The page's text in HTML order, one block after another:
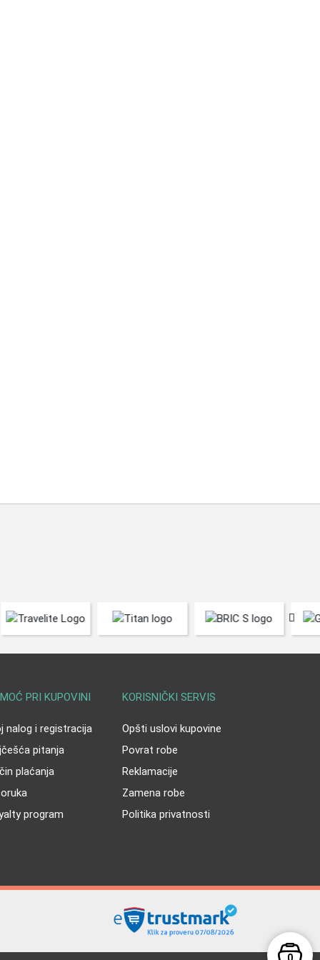
PRI KUPOVINI
nalog i registracija
pitanja
plaćanja
program
KORISNIČKI SERVIS
Opšti uslovi kupovine
Povrat robe
Reklamacije
Zamena robe
Politika privatnosti